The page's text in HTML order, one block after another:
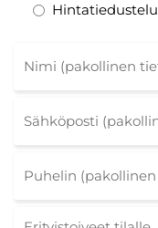
Hintatiedustelu